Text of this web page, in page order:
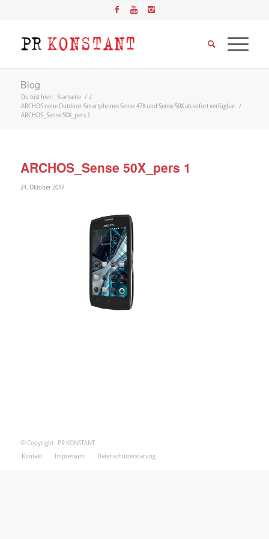
Blog
Du bist hier: Startseite / /
ARCHOS neue Outdoor-Smartphones Sense 47X und Sense 50X ab sofort verfügbar /
ARCHOS_Sense 50X_pers 1
ARCHOS_Sense 50X_pers 1
24. Oktober 2017
© Copyright - PR KONSTANT
Kontakt
Impressum Datenschutzerklärung